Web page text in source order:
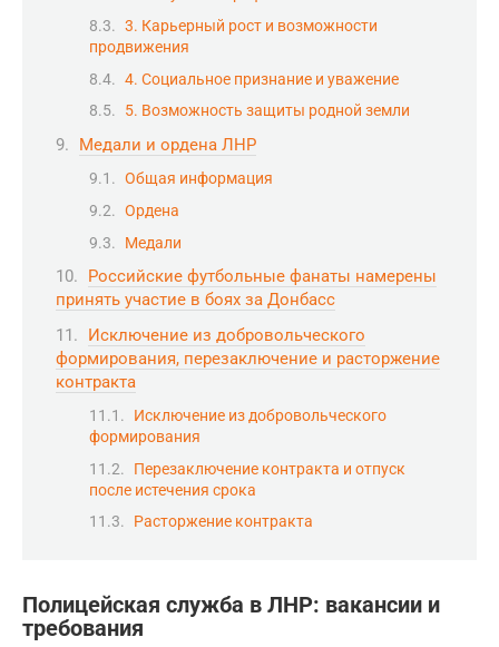
3. Карьерный рост и возможности
продвижения
4. Социальное признание и уважение
5. Возможность защиты родной земли
Медали и ордена ЛНР
Общая информация
Ордена
Медали
Российские футбольные фанаты намерены
принять участие в боях за Донбасс
Исключение из добровольческого
формирования, перезаключение и расторжение
контракта
Исключение из добровольческого
формирования
Перезаключение контракта и отпуск
после истечения срока
Расторжение контракта
Полицейская служба в ЛНР: вакансии и
требования